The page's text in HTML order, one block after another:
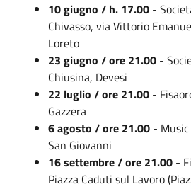
10 giugno / h. 17.00 -
Chivasso, via Vittorio
Loreto
23 giugno / ore 21.00 -
Chiusina, Devesi
22 luglio / ore 21.00 -
Gazzera
6 agosto / ore 21.00 -
San Giovanni
16 settembre / ore 21.00 -
Piazza Caduti sul Lavoro